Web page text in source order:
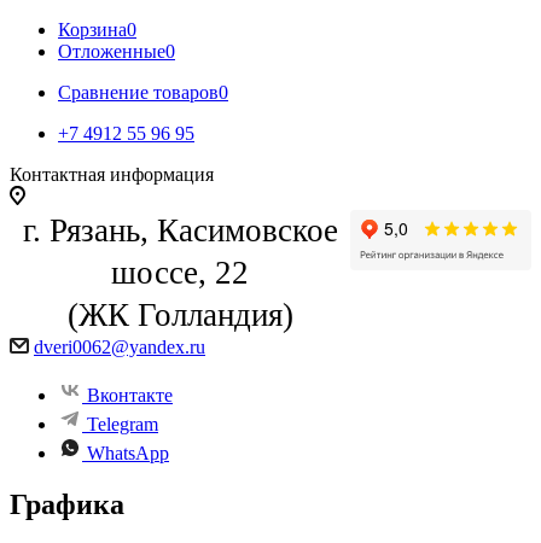
Корзина0
Отложенные0
Сравнение товаров0
+7 4912 55 96 95
Контактная информация
г. Рязань, Касимовское
шоссе, 22
(ЖК Голландия)
dveri0062@yandex.ru
Вконтакте
Telegram
WhatsApp
Графика